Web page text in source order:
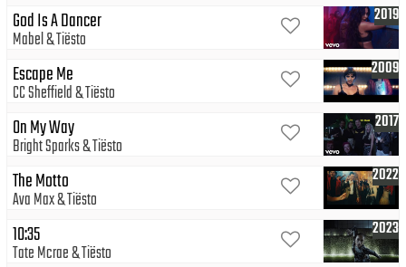
2019
God Is A Dancer
Mabel Tiësto
2009
Escape Me
CC Sheffield Tiësto
2017
On My Way
Bright Sparks Tiësto
2022
The Motto
Ava Max Tiësto
2023
10:35
Tate Mcrae Tiësto